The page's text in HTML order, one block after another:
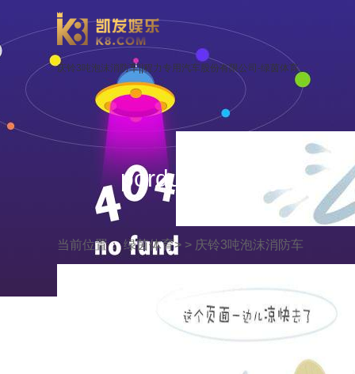
庆铃3吨泡沫消防车||程力专用汽车股份有限公司-绿茵体育
porduct display
当前位置：绿茵体育> > 庆铃3吨泡沫消防车